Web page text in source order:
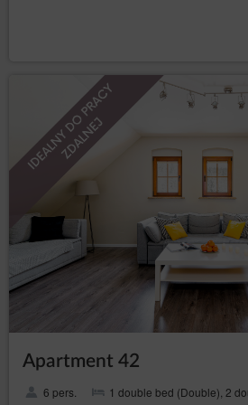
dane podczas rezerwacji oraz wysyłając
. W
otrzymywanie faktur dokumentujących
postaci dokumentu elektronicznego.
POLITYKA
PRYWATNOŚCI
Zgodnie z art. 13 ust. 1 i 2 Rozporządzenia
Europejskiego i Rady (UE) 2016/679 z
sprawie ochrony osób fizycznych w
danych osobowych i w sprawie
danych oraz uchylenia dyrektywy 95/46/WE
rozporządzenie o ochronie danych -
dalej: RODO) przyjmuję do wiadomości, że:
Administratorem Państwa danych
Pietraszkiewicz S.J., z siedzibą w
danych osobowych z Administratorem
Dane osobowe zbierane są poprzez
Apartment 42
6 pers. 1 double bed (Double), 2